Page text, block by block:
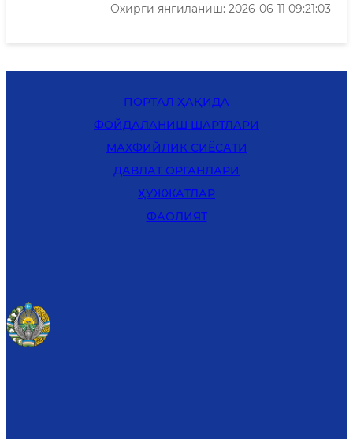
Охирги янгиланиш: 2026-06-11 09:21:03
ПОРТАЛ ҲАҚИДА
ФОЙДАЛАНИШ ШАРТЛАРИ
MАХФИЙЛИК СИЁСАТИ
ДАВЛАТ ОРГАНЛАРИ
ҲУЖЖАТЛАР
ФАОЛИЯТ